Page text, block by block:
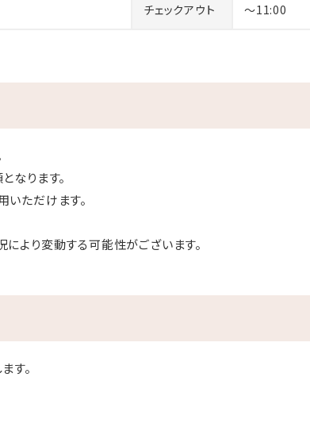
チェックアウト ～11:00
ります。
ただけます。
より変動する可能性がございます。
す。